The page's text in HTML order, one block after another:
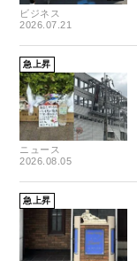
ビジネス
2026.07.21
急上昇
ニュース
2026.08.05
急上昇